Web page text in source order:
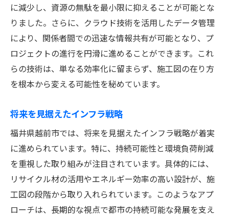
に減少し、資源の無駄を最小限に抑えることが可能とな
りました。さらに、クラウド技術を活用したデータ管理
により、関係者間での迅速な情報共有が可能となり、プ
ロジェクトの進行を円滑に進めることができます。これ
らの技術は、単なる効率化に留まらず、施工図の在り方
を根本から変える可能性を秘めています。
将来を見据えたインフラ戦略
福井県越前市では、将来を見据えたインフラ戦略が着実
に進められています。特に、持続可能性と環境負荷削減
を重視した取り組みが注目されています。具体的には、
リサイクル材の活用やエネルギー効率の高い設計が、施
工図の段階から取り入れられています。このようなアプ
ローチは、長期的な視点で都市の持続可能な発展を支え